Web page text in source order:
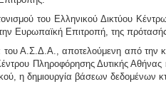
του Ελληνικού Δικτύου
Ευρωπαϊκή Επιτροπή, της
του Α.Σ.Δ.Α., αποτελούμενη από την
Πληροφόρησης Δυτικής Αθήνας
η δημιουργία βάσεων δεδομένων